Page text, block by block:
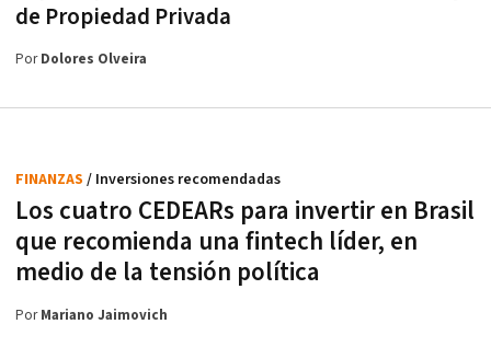
de Propiedad Privada
PorDolores Olveira
Los cuatro CEDEARs para invertir en Brasil
que recomienda una fintech líder, en
medio de la tensión política
FINANZAS / Inversiones recomendadas
PorMariano Jaimovich